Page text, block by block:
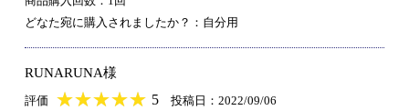
どなた宛に購入されましたか？：自分用
RUNARUNA様
評価 ★★★★★
★★★★★ 5 投稿日：2022/09/06